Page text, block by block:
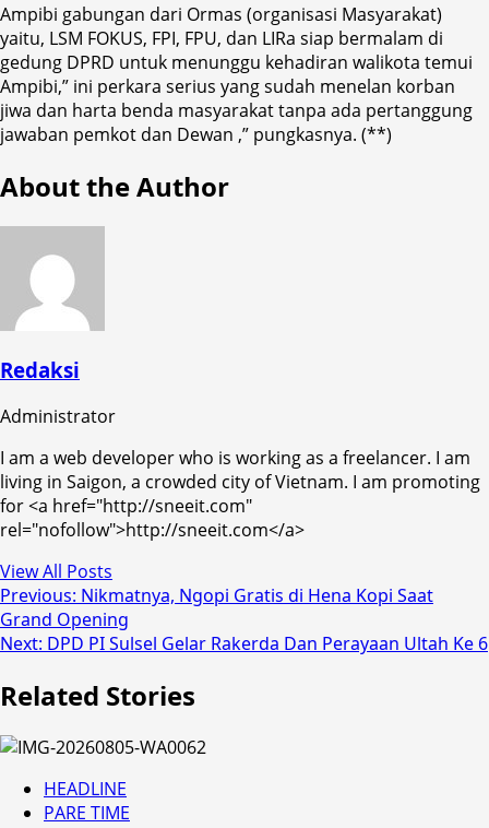
Ampibi gabungan dari Ormas (organisasi Masyarakat)
yaitu, LSM FOKUS, FPI, FPU, dan LIRa siap bermalam di
gedung DPRD untuk menunggu kehadiran walikota temui
Ampibi,” ini perkara serius yang sudah menelan korban
jiwa dan harta benda masyarakat tanpa ada pertanggung
jawaban pemkot dan Dewan ,” pungkasnya. (**)
About the Author
Redaksi
Administrator
I am a web developer who is working as a freelancer. I am
living in Saigon, a crowded city of Vietnam. I am promoting
for <a href="http://sneeit.com"
rel="nofollow">http://sneeit.com</a>
View All Posts
Post
navigation
Previous: Nikmatnya, Ngopi Gratis di Hena Kopi Saat
Grand Opening
Next: DPD PI Sulsel Gelar Rakerda Dan Perayaan Ultah Ke 6
Related Stories
HEADLINE
PARE TIME